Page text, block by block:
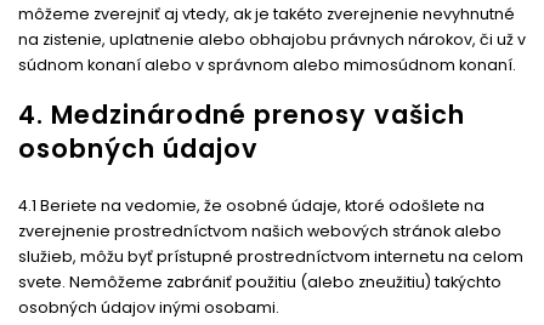
môžeme zverejniť aj vtedy, ak je takéto zverejnenie nevyhnutné
na zistenie, uplatnenie alebo obhajobu právnych nárokov, či už v
súdnom konaní alebo v správnom alebo mimosúdnom konaní.
4. Medzinárodné prenosy vašich
osobných údajov
4.1 Beriete na vedomie, že osobné údaje, ktoré odošlete na
zverejnenie prostredníctvom našich webových stránok alebo
služieb, môžu byť prístupné prostredníctvom internetu na celom
svete. Nemôžeme zabrániť použitiu (alebo zneužitiu) takýchto
osobných údajov inými osobami.